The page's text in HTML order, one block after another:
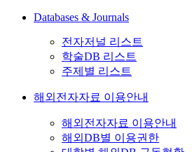
Databases & Journals
전자저널 리스트
학술DB 리스트
주제별 리스트
해외전자자료 이용안내
해외전자자료 이용안내
해외DB별 이용권한